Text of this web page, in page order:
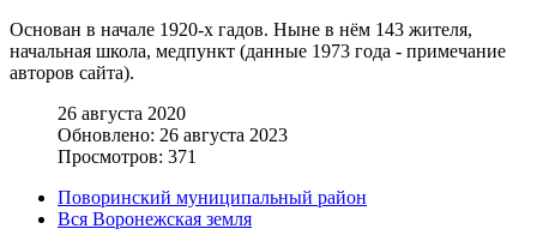
Основан в начале 1920-х гадов. Ныне в нём 143 жителя,
начальная школа, медпункт (данные 1973 года - примечание
авторов сайта).
26 августа 2020
Обновлено: 26 августа 2023
Просмотров: 371
Поворинский муниципальный район
Вся Воронежская земля